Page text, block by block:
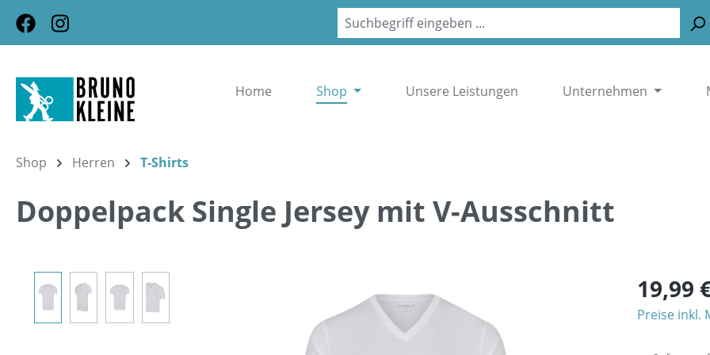
Hauptinhalt springen
Zur Suche springen
Zur Hauptnavigation springen
Home Shop Unsere Leistungen Unternehmen
Shop Herren T-Shirts
Doppelpack Single Jersey mit V-Ausschnitt
Bildergalerie überspringen 19,99
Preise inkl.